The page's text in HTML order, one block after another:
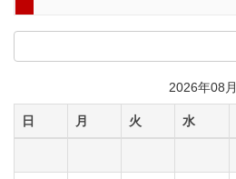
2026年08月
日 月 火 水